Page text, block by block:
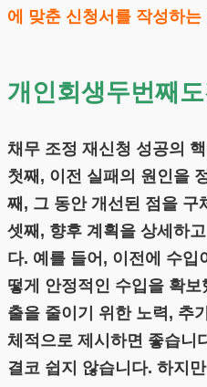
에 맞춘 신청서를 작성하
개인회생두번째
채무 조정 재신청 성공의
첫째, 이전 실패의 원인을
째, 그 동안 개선된 점을 구
셋째, 향후 계획을 상세하
다. 예를 들어, 이전에 수입
떻게 안정적인 수입을 확
출을 줄이기 위한 노력, 추
체적으로 제시하면 좋습니
결코 쉽지 않습니다. 하지